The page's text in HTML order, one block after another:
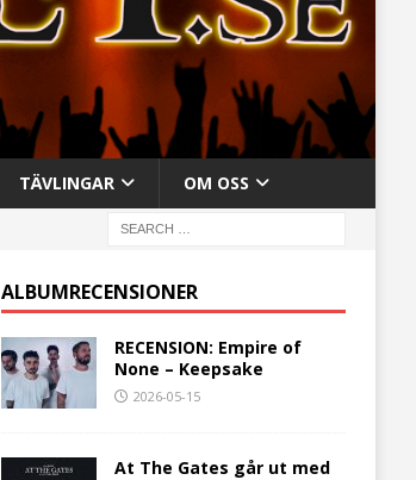
TÄVLINGAR OM OSS
ALBUMRECENSIONER
RECENSION: Empire of
None – Keepsake
2026-05-15
At The Gates går ut med